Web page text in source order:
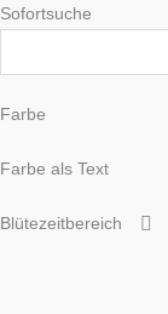
Sofortsuche
Farbe
Farbe als Text
Blütezeitbereich